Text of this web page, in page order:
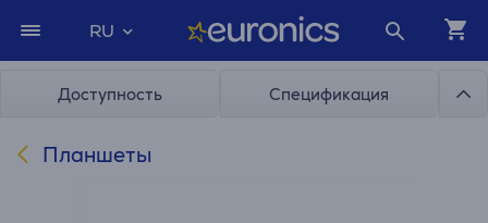
RU
Доступность Спецификация
Планшеты